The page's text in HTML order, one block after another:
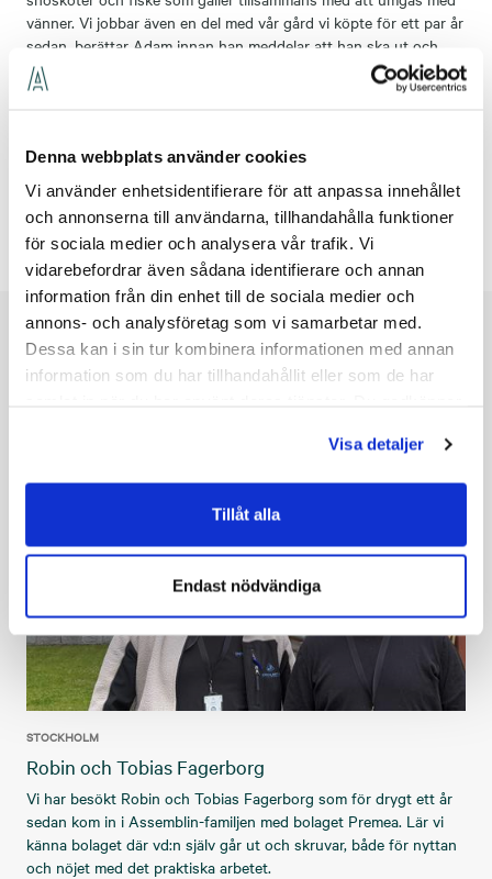
Denna webbplats använder cookies
Vi använder enhetsidentifierare för att anpassa innehållet
och annonserna till användarna, tillhandahålla funktioner
för sociala medier och analysera vår trafik. Vi
vidarebefordrar även sådana identifierare och annan
information från din enhet till de sociala medier och
annons- och analysföretag som vi samarbetar med.
Dessa kan i sin tur kombinera informationen med annan
information som du har tillhandahållit eller som de har
Visa detaljer
Tillåt alla
Endast nödvändiga
vänner. Vi jobbar även en del med vår gård vi köpte för ett par år
sedan, berättar Adam innan han meddelar att han ska ut och
tända bastun för fredagskvällen.
Haha, nej inte än, men det tror jag inte är långt borta, avslutar
Adam.
Möt våra medarbetare
STOCKHOLM
Robin och Tobias Fagerborg
Vi har besökt Robin och Tobias Fagerborg som för drygt ett år
sedan kom in i Assemblin-familjen med bolaget Premea. Lär vi
känna bolaget där vd:n själv går ut och skruvar, både för nyttan
och nöjet med det praktiska arbetet.